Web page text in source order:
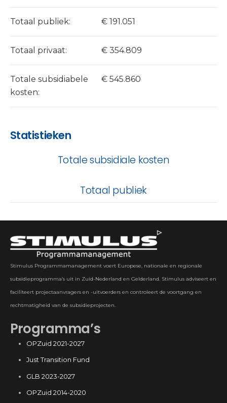
Totaal publiek: € 191.051
Totaal privaat: € 354.809
Totale subsidiabele
kosten:
€ 545.860
Statistieken
Totale subsidiale kosten
Totaal publiek
Stimulus Programmamanagement voert Europese, nationale en regionale
subsidieprogramma’s uit in Zuid-Nederland en Gelderland. Stimulus adviseert en
faciliteert projectaanvragers en -uitvoerders en controleert de voortgang en
rechtmatigheid van de subsidieprojecten.
Programma’s
OPZuid 2021-2027
Just Transition Fund
GLB 2023-2027
OPZuid 2014-2020